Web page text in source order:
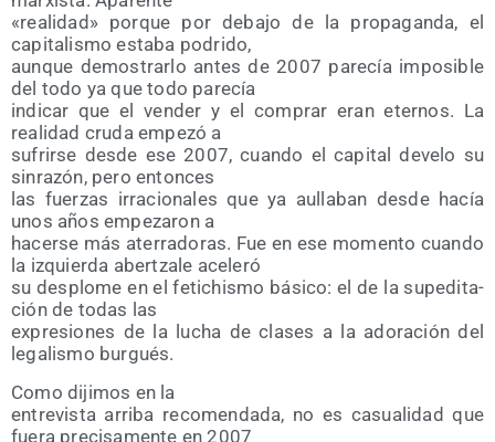
«reali­dad» por­que por deba­jo de la pro­pa­gan­da, el
capi­ta­lis­mo esta­ba podrido,
aun­que demos­trar­lo antes de 2007 pare­cía impo­si­ble
del todo ya que todo parecía
indi­car que el ven­der y el com­prar eran eter­nos. La
reali­dad cru­da empe­zó a
sufrir­se des­de ese 2007, cuan­do el capi­tal deve­lo su
sin­ra­zón, pero entonces
las fuer­zas irra­cio­na­les que ya aulla­ban des­de hacía
unos años empe­za­ron a
hacer­se más ate­rra­do­ras. Fue en ese momen­to cuan­do
la izquier­da aber­tza­le aceleró
su des­plo­me en el feti­chis­mo bási­co: el de la supe­di­ta­
ción de todas las
expre­sio­nes de la lucha de cla­ses a la ado­ra­ción del
lega­lis­mo burgués.
Como diji­mos en la
entre­vis­ta arri­ba reco­men­da­da, no es casua­li­dad que
fue­ra pre­ci­sa­men­te en 2007